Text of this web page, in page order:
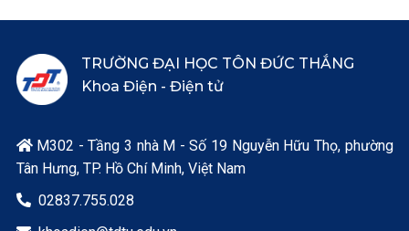
TRƯỜNG ĐẠI HỌC TÔN ĐỨC THẮNG
Khoa Điện - Điện tử
M302 - Tầng 3 nhà M - Số 19 Nguyễn Hữu Thọ, phường
Tân Hưng, TP. Hồ Chí Minh, Việt Nam
 02837.755.028